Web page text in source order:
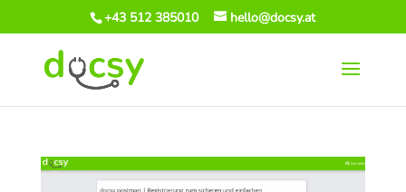
+43 512 385010 hello@docsy.at